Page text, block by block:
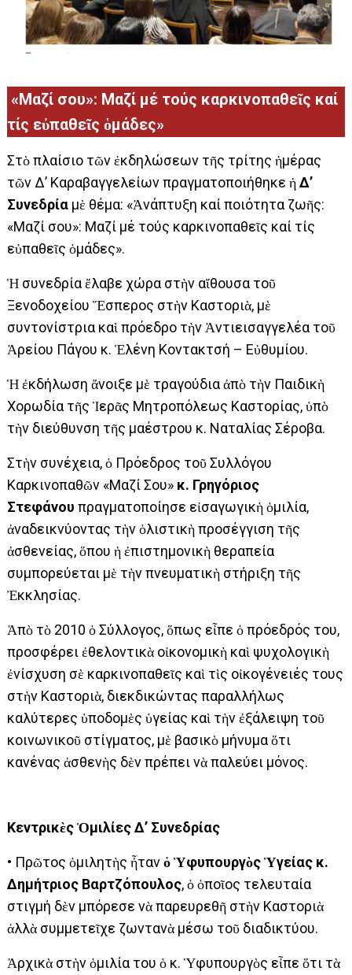
«Μαζί σου»: Μαζί μέ τούς καρκινοπαθεῖς καί
τίς εὐπαθεῖς ὁμάδες»
Στὸ πλαίσιο τῶν ἐκδηλώσεων τῆς τρίτης ἡμέρας
τῶν Δ’ Καραβαγγελείων πραγματοποιήθηκε ἡΔ’
Συνεδρία μὲ θέμα: «Ἀνάπτυξη καί ποιότητα ζωῆς:
«Μαζί σου»: Μαζί μέ τούς καρκινοπαθεῖς καί τίς
εὐπαθεῖς ὁμάδες».
Ἡ συνεδρία ἔλαβε χώρα στὴν αἴθουσα τοῦ
Ξενοδοχείου Ἕσπερος στὴν Καστοριὰ, μὲ
συντονίστρια καὶ πρόεδρο τὴν Ἀντιεισαγγελέα τοῦ
Ἀρείου Πάγου κ. Ἑλένη Κοντακτσή – Εὐθυμίου.
Ἡ ἐκδήλωση ἄνοιξε μὲ τραγούδια ἀπὸ τὴν Παιδικὴ
Χορωδία τῆς Ἱερᾶς Μητροπόλεως Καστορίας, ὑπὸ
τὴν διεύθυνση τῆς μαέστρου κ. Ναταλίας Σέροβα.
Στὴν συνέχεια, ὁ Πρόεδρος τοῦ Συλλόγου
Καρκινοπαθῶν «Μαζί Σου» κ. Γρηγόριος
Στεφάνουπραγματοποίησε εἰσαγωγικὴ ὁμιλία,
ἀναδεικνύοντας τὴν ὁλιστικὴ προσέγγιση τῆς
ἀσθενείας, ὅπου ἡ ἐπιστημονικὴ θεραπεία
συμπορεύεται μὲ τὴν πνευματικὴ στήριξη τῆς
Ἐκκλησίας.
Ἀπὸ τὸ 2010 ὁ Σύλλογος, ὅπως εἶπε ὁ πρόεδρός του,
προσφέρει ἐθελοντικὰ οἰκονομικὴ καὶ ψυχολογικὴ
ἐνίσχυση σὲ καρκινοπαθεῖς καὶ τὶς οἰκογένειές τους
στὴν Καστοριὰ, διεκδικώντας παραλλήλως
καλύτερες ὑποδομὲς ὑγείας καὶ τὴν ἐξάλειψη τοῦ
κοινωνικοῦ στίγματος, μὲ βασικὸ μήνυμα ὅτι
κανένας ἀσθενὴς δὲν πρέπει νὰ παλεύει μόνος.
Κεντρικὲς Ὁμιλίες Δ’ Συνεδρίας
• Πρῶτος ὁμιλητὴς ἦτανὁ Ὑφυπουργὸς Ὑγείας κ.
Δημήτριος Βαρτζόπουλος, ὁ ὁποῖος τελευταία
στιγμή δὲν μπόρεσε νὰ παρευρεθῆ στὴν Καστοριὰ
ἀλλὰ συμμετεῖχε ζωντανὰ μέσω τοῦ διαδικτύου.
Ἀρχικὰ στὴν ὁμιλία του ὁ κ. Ὑφυπουργὸς εἶπε ὅτι τὰ